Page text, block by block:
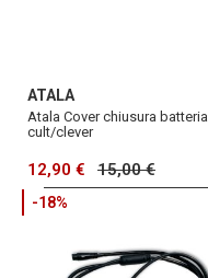
ATALA
Atala Cover chiusura batteria
cult/clever
12,90 € 15,00 €
-18%